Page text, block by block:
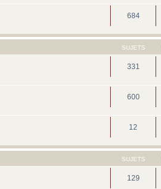
684
SUJETS
331
600
12
SUJETS
129